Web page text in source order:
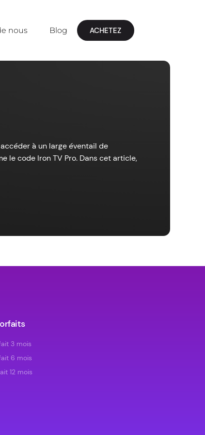
nous Blog ACHETEZ
à un large éventail de
le code Iron TV Pro. Dans cet article,
3 mois
6 mois
12 mois